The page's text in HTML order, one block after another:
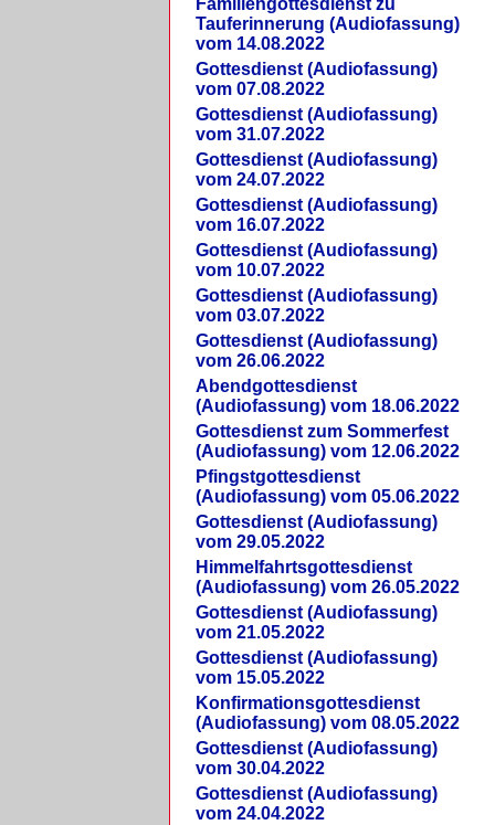
Familiengottesdienst zu
Tauferinnerung (Audiofassung)
vom 14.08.2022
Gottesdienst (Audiofassung)
vom 07.08.2022
Gottesdienst (Audiofassung)
vom 31.07.2022
Gottesdienst (Audiofassung)
vom 24.07.2022
Gottesdienst (Audiofassung)
vom 16.07.2022
Gottesdienst (Audiofassung)
vom 10.07.2022
Gottesdienst (Audiofassung)
vom 03.07.2022
Gottesdienst (Audiofassung)
vom 26.06.2022
Abendgottesdienst
(Audiofassung) vom 18.06.2022
Gottesdienst zum Sommerfest
(Audiofassung) vom 12.06.2022
Pfingstgottesdienst
(Audiofassung) vom 05.06.2022
Gottesdienst (Audiofassung)
vom 29.05.2022
Himmelfahrtsgottesdienst
(Audiofassung) vom 26.05.2022
Gottesdienst (Audiofassung)
vom 21.05.2022
Gottesdienst (Audiofassung)
vom 15.05.2022
Konfirmationsgottesdienst
(Audiofassung) vom 08.05.2022
Gottesdienst (Audiofassung)
vom 30.04.2022
Gottesdienst (Audiofassung)
vom 24.04.2022